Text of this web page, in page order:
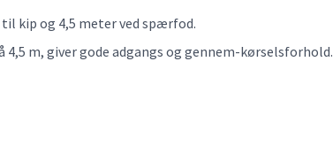
kip og 4,5 meter ved spærfod.
m, giver gode adgangs og gennem-kørselsforhold.